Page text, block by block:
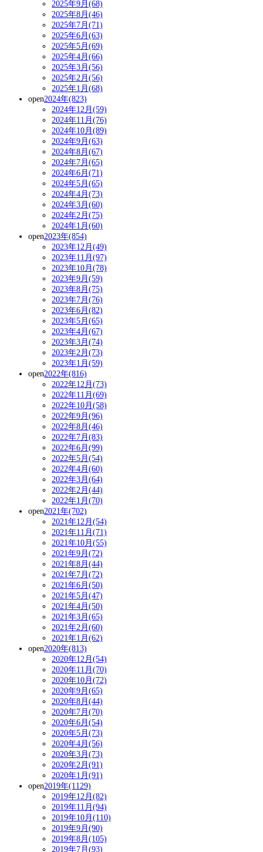
2025年9月(68)
2025年8月(46)
2025年7月(71)
2025年6月(63)
2025年5月(69)
2025年4月(66)
2025年3月(56)
2025年2月(56)
2025年1月(68)
open2024年(823)
2024年12月(59)
2024年11月(76)
2024年10月(89)
2024年9月(63)
2024年8月(67)
2024年7月(65)
2024年6月(71)
2024年5月(65)
2024年4月(73)
2024年3月(60)
2024年2月(75)
2024年1月(60)
open2023年(854)
2023年12月(49)
2023年11月(97)
2023年10月(78)
2023年9月(59)
2023年8月(75)
2023年7月(76)
2023年6月(82)
2023年5月(65)
2023年4月(67)
2023年3月(74)
2023年2月(73)
2023年1月(59)
open2022年(816)
2022年12月(73)
2022年11月(69)
2022年10月(58)
2022年9月(96)
2022年8月(46)
2022年7月(83)
2022年6月(99)
2022年5月(54)
2022年4月(60)
2022年3月(64)
2022年2月(44)
2022年1月(70)
open2021年(702)
2021年12月(54)
2021年11月(71)
2021年10月(55)
2021年9月(72)
2021年8月(44)
2021年7月(72)
2021年6月(50)
2021年5月(47)
2021年4月(50)
2021年3月(65)
2021年2月(60)
2021年1月(62)
open2020年(813)
2020年12月(54)
2020年11月(70)
2020年10月(72)
2020年9月(65)
2020年8月(44)
2020年7月(70)
2020年6月(54)
2020年5月(73)
2020年4月(56)
2020年3月(73)
2020年2月(91)
2020年1月(91)
open2019年(1129)
2019年12月(82)
2019年11月(94)
2019年10月(110)
2019年9月(90)
2019年8月(105)
2019年7月(93)